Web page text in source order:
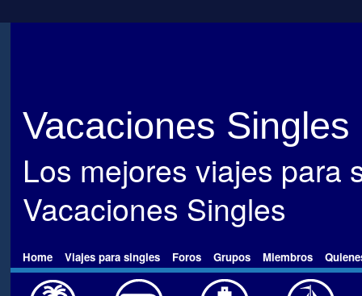
Vacaciones Singles
Los mejores viajes para
Vacaciones Singles
Home Viajes para singles Foros Grupos Miembros